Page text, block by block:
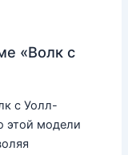
«Волк с
с Уолл-
этой модели